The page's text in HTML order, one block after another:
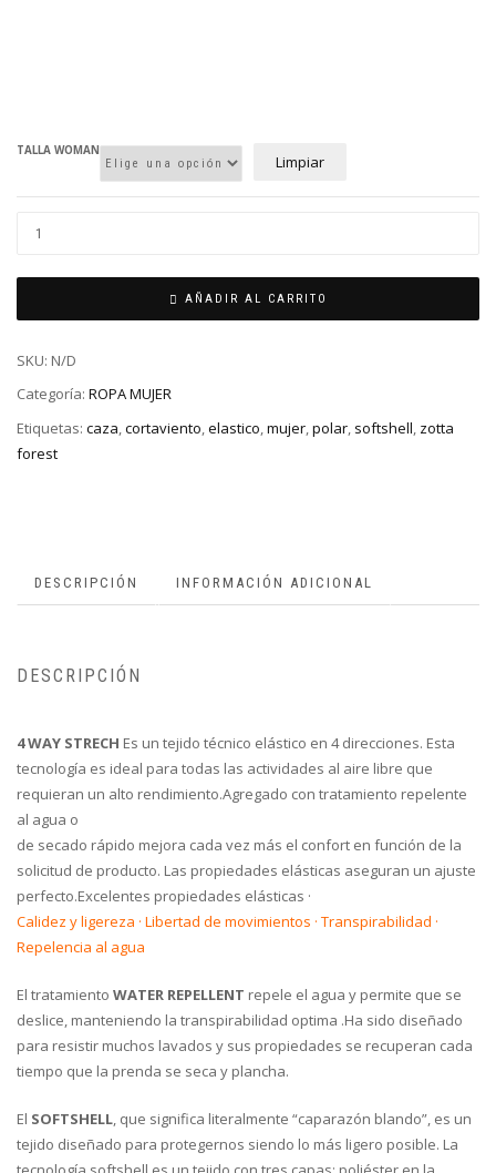
TALLA WOMAN
Limpiar
AÑADIR AL CARRITO
SKU: N/D
Categoría: ROPA MUJER
Etiquetas: caza,cortaviento,elastico,mujer,polar, softshell, zotta
forest
DESCRIPCIÓN INFORMACIÓN ADICIONAL
DESCRIPCIÓN
4 WAY STRECH Es un tejido técnico elástico en 4 direcciones. Esta
tecnología es ideal para todas las actividades al aire libre que
requieran un alto rendimiento.Agregado con tratamiento repelente
al agua o
de secado rápido mejora cada vez más el confort en función de la
solicitud de producto. Las propiedades elásticas aseguran un ajuste
perfecto.Excelentes propiedades elásticas ·
Calidez y ligereza · Libertad de movimientos · Transpirabilidad ·
Repelencia al agua
El tratamiento WATER REPELLENT repele el agua y permite que se
deslice, manteniendo la transpirabilidad optima .Ha sido diseñado
para resistir muchos lavados y sus propiedades se recuperan cada
tiempo que la prenda se seca y plancha.
El SOFTSHELL, que significa literalmente “caparazón blando”, es un
tejido diseñado para protegernos siendo lo más ligero posible. La